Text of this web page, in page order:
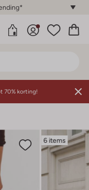
70% korting!
6 items